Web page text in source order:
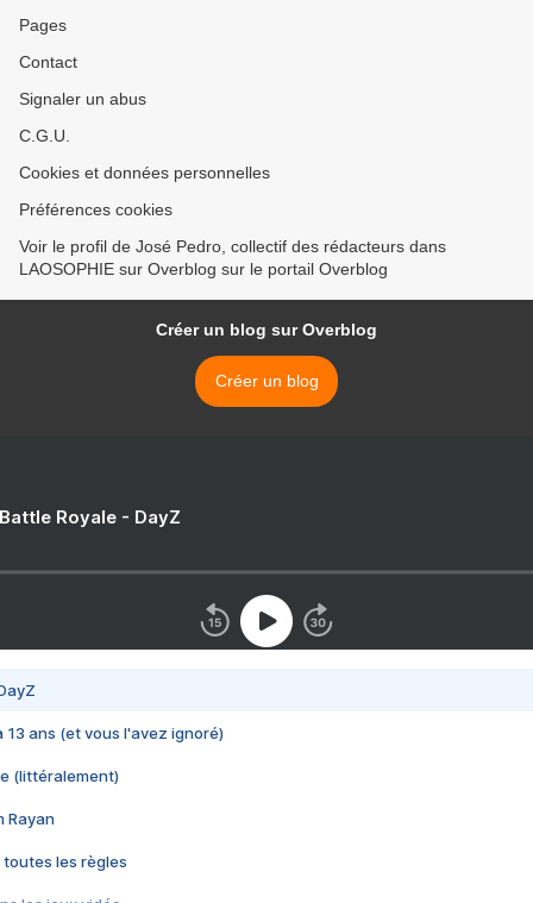
Pages
Contact
Signaler un abus
C.G.U.
Cookies et données personnelles
Préférences cookies
Voir le profil de José Pedro, collectif des rédacteurs dans
LAOSOPHIE sur Overblog sur le portail Overblog
Créer un blog sur Overblog
Créer un blog
Royale - DayZ
13 ans (et vous l'avez ignoré)
(littéralement)
Rayan
toutes les règles